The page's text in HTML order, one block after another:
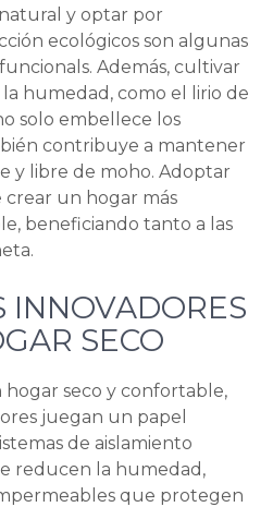
y optar por
ecológicos son algunas
Además, cultivar
humedad, como el lirio de
solo embellece los
contribuye a mantener
y libre de moho. Adoptar
crear un hogar más
beneficiando tanto a las
INNOVADORES
SECO
seco y confortable,
juegan un papel
de aislamiento
reducen la humedad,
que protegen